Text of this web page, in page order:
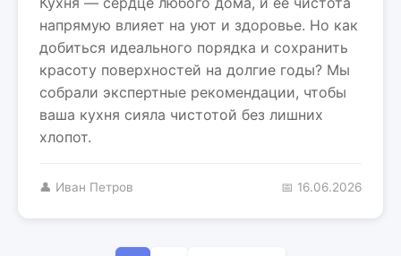
напрямую влияет на уют и здоровье. Но как
добиться идеального порядка и сохранить
красоту поверхностей на долгие годы? Мы
собрали экспертные рекомендации, чтобы
ваша кухня сияла чистотой без лишних
хлопот.
👤 Иван Петров 📅 16.06.2026